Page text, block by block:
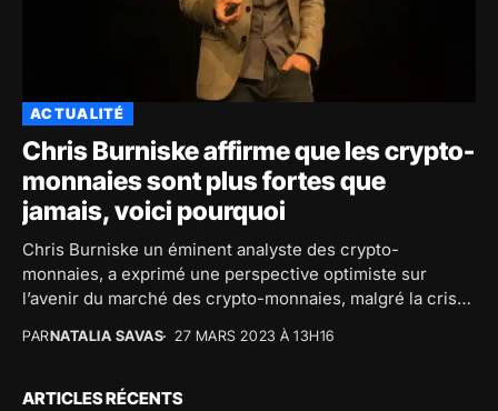
ACTUALITÉ
Chris Burniske affirme que les crypto-
monnaies sont plus fortes que
jamais, voici pourquoi
Chris Burniske un éminent analyste des crypto-
monnaies, a exprimé une perspective optimiste sur
l’avenir du marché des crypto-monnaies, malgré la crise
PARNATALIA SAVAS 27 MARS 2023 À 13H16
ARTICLES RÉCENTS